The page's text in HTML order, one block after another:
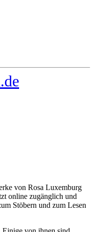
von Rosa Luxemburg
online zugänglich und
Stöbern und zum Lesen